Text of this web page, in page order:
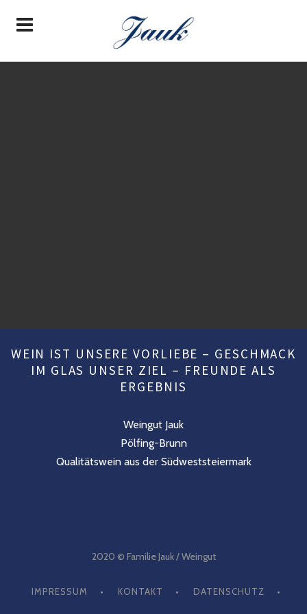
WEIN IST UNSERE VORLIEBE – GESCHMACK
IM GLAS UNSER ZIEL – FREUNDE ALS
ERGEBNIS
Weingut Jauk
Pölfing-Brunn
Qualitätswein aus der Südweststeiermark
2020 © Familie Jauk / Weingut
IMPRESSUM KONTAKT DATENSCHUTZ